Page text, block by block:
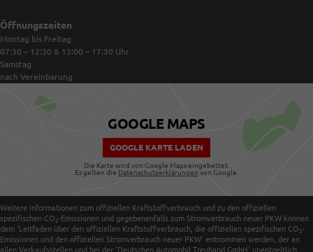
Öffnungszeiten
Montag bis Freitag
07:30 – 12:30 & 13:00 – 17:30 Uhr
Samstag
nach Vereinbarung
GOOGLE MAPS
GOOGLE KARTE LADEN
Die Karte wird von Google Maps eingebettet.
Es gelten die Datenschutzerklärungen von Google.
Weitere Informationen zum offiziellen Kraftstoffverbrauch und zu den offiziellen
spezifischen CO 2-Emissionen und gegebenenfalls zum Stromverbrauch neuer PKW können
dem 'Leitfaden über den offiziellen Kraftstoffverbrauch, die offiziellen spezifischen CO 2-
Emissionen und den offiziellen Stromverbrauch neuer PKW' entnommen werden, der an
allen Verkaufsstellen und bei der 'Deutschen Automobil Treuhand GmbH' unentgeltlich